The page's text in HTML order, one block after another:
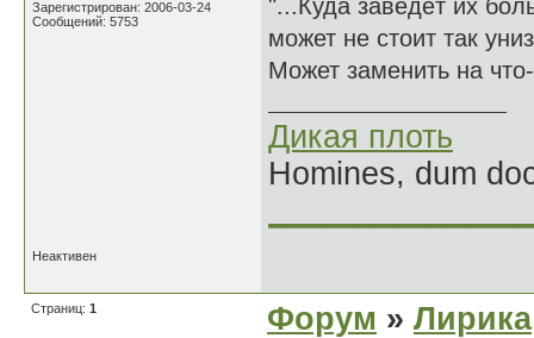
Зарегистрирован: 2006-03-24
Сообщений: 5753
"...Куда заведёт их
может не стоит так
Может заменить на
Дикая плоть
Homines, dum
Неактивен
Страниц: 1 Форум » Лирика